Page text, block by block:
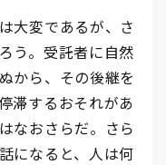
大変であるが、さ
う。受託者に自然
から、その後継を
滞するおそれがあ
なおさらだ。さら
になると、人は何